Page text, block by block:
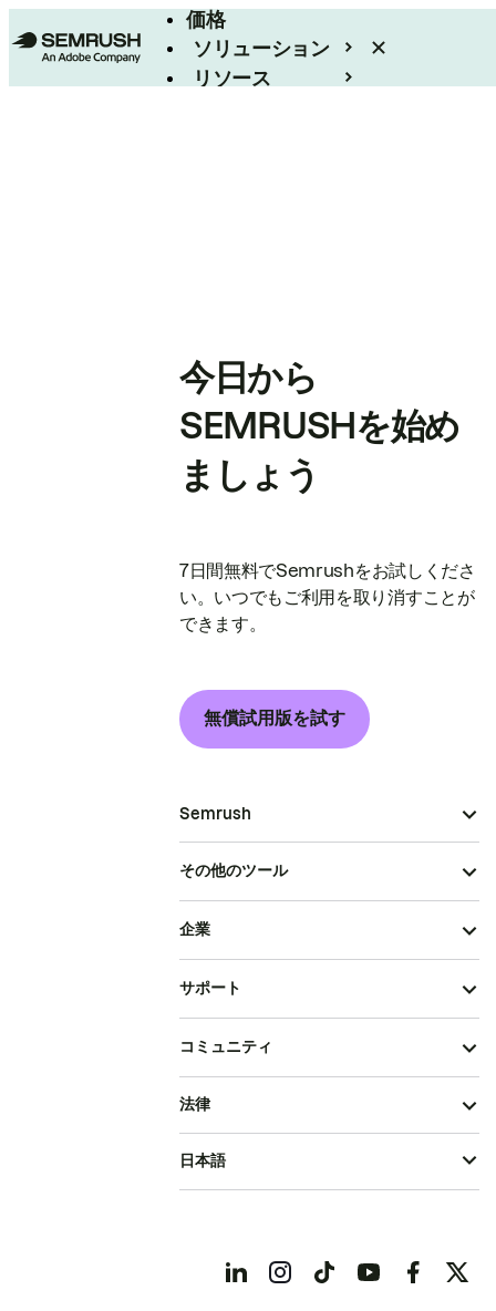
価格
ソリューション
リソース
今日から
SEMRUSHを始め
ましょう
7日間無料でSemrushをお試しくださ
い。いつでもご利用を取り消すことが
できます。
無償試用版を試す
Semrush
その他のツール
企業
サポート
コミュニティ
法律
日本語